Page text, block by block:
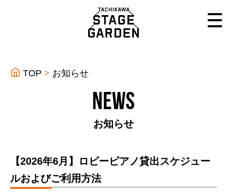
TOP お知らせ
NEWS
お知らせ
【2026年6月】ロビーピアノ貸出スケジュー
ルおよびご利用方法